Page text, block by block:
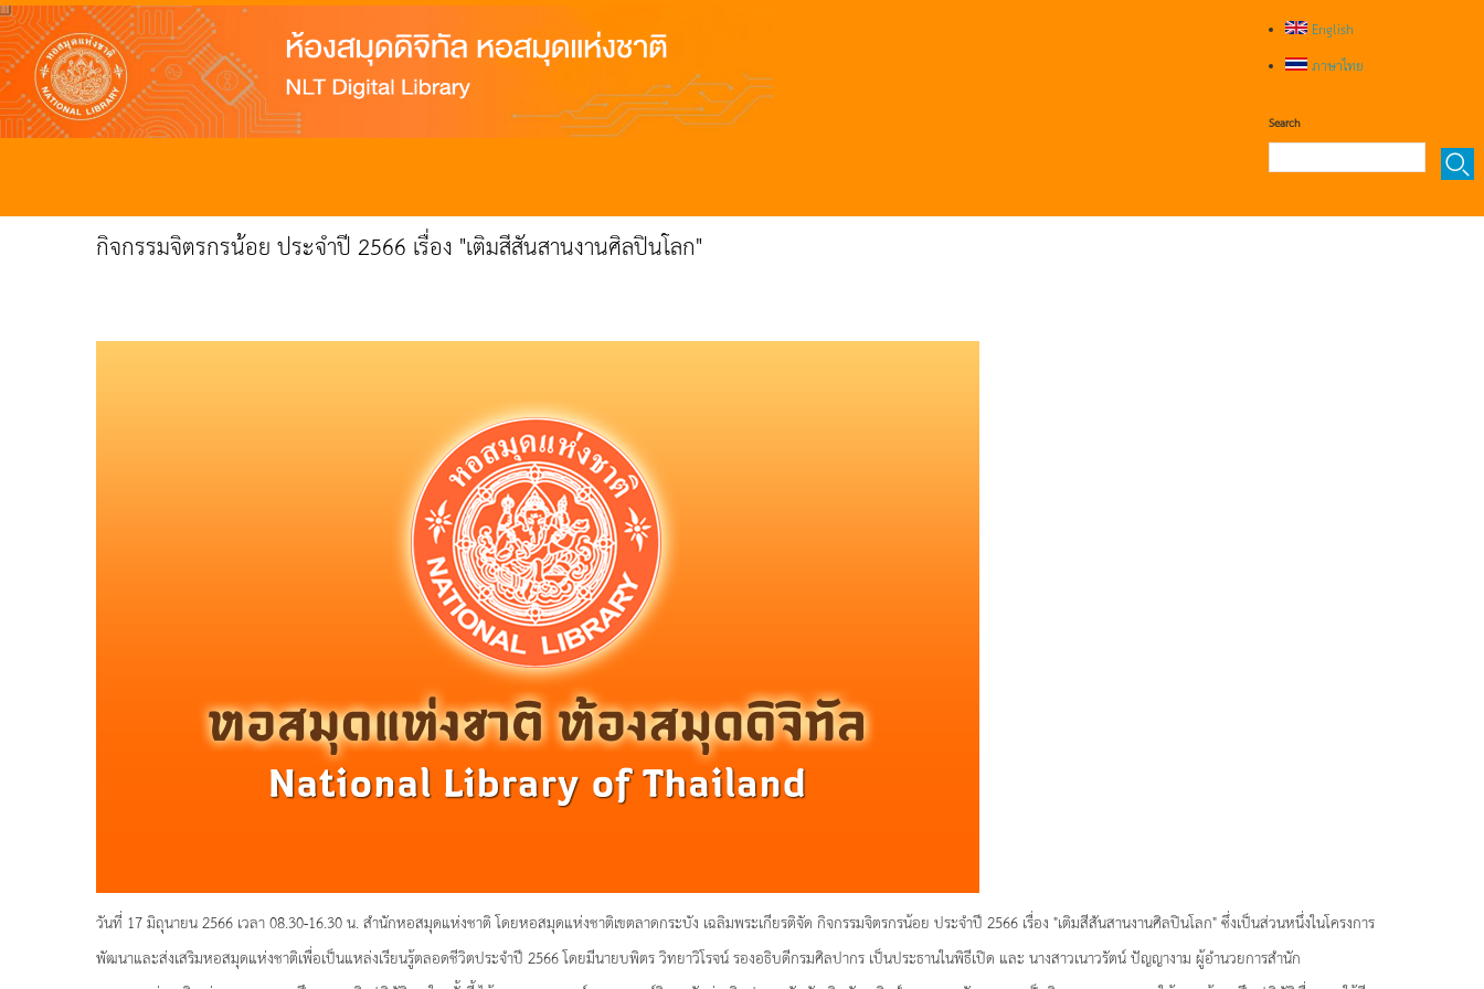
English
ภาษาไทย
Search
กิจกรรมจิตรกรน้อย ประจำปี 2566 เรื่อง "เติมสีสันสานงานศิลปินโลก"
วันที่ 17 มิถุนายน 2566 เวลา 08.30-16.30 น. สำนักหอสมุดแห่งชาติ โดยหอสมุดแห่งชาติเขตลาดกระบัง เฉลิมพระเกียรติจัด กิจกรรมจิตรกรน้อย ประจำปี 2566 เรื่อง "เติมสีสันสานงานศิลปินโลก" ซึ่งเป็นส่วนหนึ่งในโครงการ
พัฒนาและส่งเสริมหอสมุดแห่งชาติเพื่อเป็นแหล่งเรียนรู้ตลอดชีวิตประจำปี 2566 โดยมีนายบพิตร วิทยาวิโรจน์ รองอธิบดีกรมศิลปากร เป็นประธานในพิธีเปิด และ นางสาวเนาวรัตน์ ปัญญางาม ผู้อำนวยการสำนัก